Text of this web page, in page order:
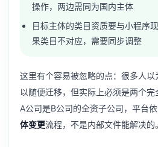
操作，两边需同为国内主体
目标主体的类目资质要与小程序
果类目不对应，需要同步调整
这里有个容易被忽略的点：很多人
以随便迁移，但实际上必须是两个
A公司是B公司的全资子公司，平台
体变更流程，不是内部文件能解决的。